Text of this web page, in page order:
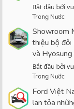
Bắt đầu bởi
Trong Nước
Showroom
thiệu bộ
và
Bắt đầu bởi
Trong Nước
Ford Việt
lan tỏa